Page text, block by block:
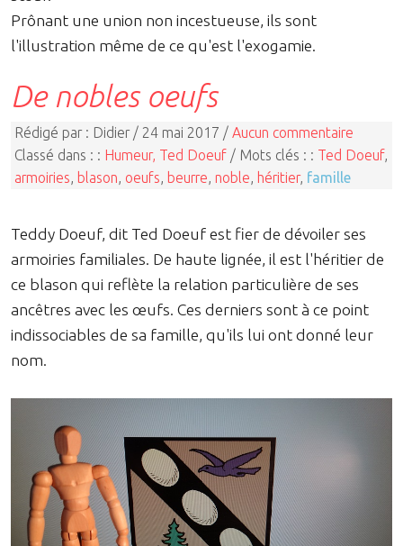
Prônant une union non incestueuse, ils sont
l'illustration même de ce qu'est l'exogamie.
De nobles oeufs
Rédigé par : Didier / 24 mai 2017 / Aucun commentaire
Classé dans : : Humeur, Ted Doeuf / Mots clés : : Ted Doeuf,
armoiries, blason, oeufs, beurre, noble, héritier, famille
Teddy Doeuf, dit Ted Doeuf est fier de dévoiler ses
armoiries familiales. De haute lignée, il est l'héritier de
ce blason qui reflète la relation particulière de ses
ancêtres avec les œufs. Ces derniers sont à ce point
indissociables de sa famille, qu'ils lui ont donné leur
nom.